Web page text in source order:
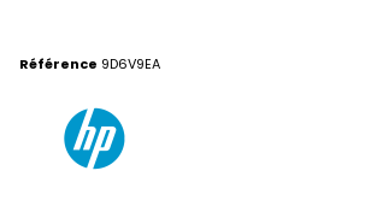
Référence 9D6V9EA